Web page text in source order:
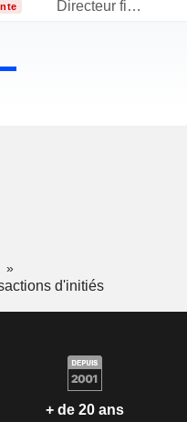
Directeur financier
d'initiés
+ de 20 ans